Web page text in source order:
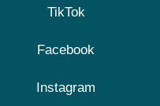
TikTok
Facebook
Instagram